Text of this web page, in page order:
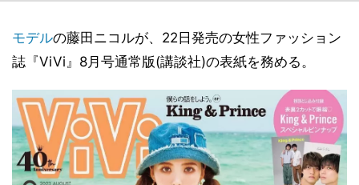
モデルの藤田ニコルが、22日発売の女性ファッション
誌『ViVi』8月号通常版(講談社)の表紙を務める。